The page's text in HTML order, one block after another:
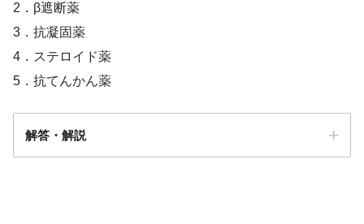
2．β遮断薬
3．抗凝固薬
4．ステロイド薬
5．抗てんかん薬
解答・解説